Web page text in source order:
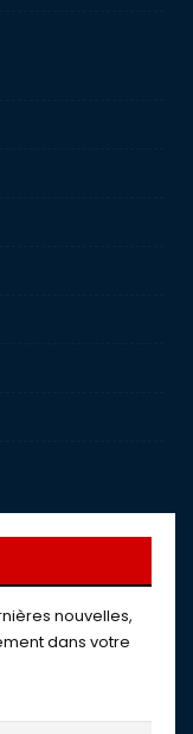
nouvelles,
dans votre